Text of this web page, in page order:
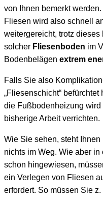
von Ihnen bemerkt
Fliesen wird also schnell
weitergereicht, trotz dieses
solcher Fliesenboden im
Bodenbelägen extrem
Falls Sie also
„Fliesenschicht“
die Fußbodenheizung
bisherige Arbeit verrichten.
Wie Sie sehen, steht
nichts im Weg. Wie aber in
schon hingewiesen,
ein Verlegen von Fliesen
erfordert. So müssen Sie